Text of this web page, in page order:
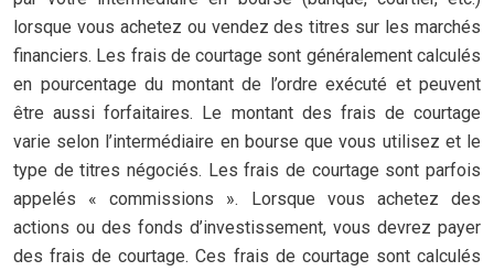
lorsque vous achetez ou vendez des titres sur les marchés
financiers. Les frais de courtage sont généralement calculés
en pourcentage du montant de l’ordre exécuté et peuvent
être aussi forfaitaires. Le montant des frais de courtage
varie selon l’intermédiaire en bourse que vous utilisez et le
type de titres négociés. Les frais de courtage sont parfois
appelés « commissions ». Lorsque vous achetez des
actions ou des fonds d’investissement, vous devrez payer
des frais de courtage. Ces frais de courtage sont calculés